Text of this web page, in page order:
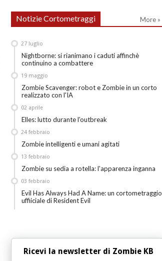
Notizie Cortometraggi More »
Nightborne: si rianimano i caduti affinchè
continuino a combattere
27 luglio
Zombie Scavenger: robot e Zombie in un corto
realizzato con l'IA
19 maggio
Elles: lutto durante l'outbreak
02 aprile
Zombie intelligenti e umani agitati
24 febbraio
Zombie su sedia a rotella: l'apparenza inganna
13 febbraio
Evil Has Always Had A Name: un cortometraggio
uffiiciale di Resident Evil
03 febbraio
Ricevi la newsletter di Zombie KB